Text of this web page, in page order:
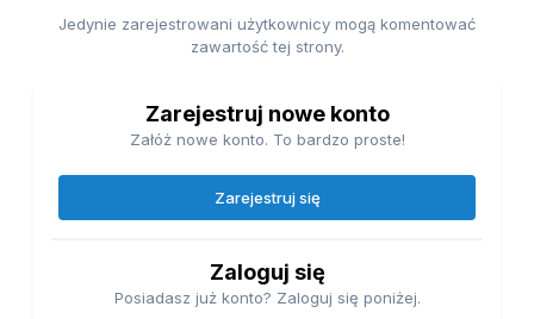
Jedynie zarejestrowani użytkownicy mogą komentować
zawartość tej strony.
Zarejestruj nowe konto
Załóż nowe konto. To bardzo proste!
Zarejestruj się
Zaloguj się
Posiadasz już konto? Zaloguj się poniżej.